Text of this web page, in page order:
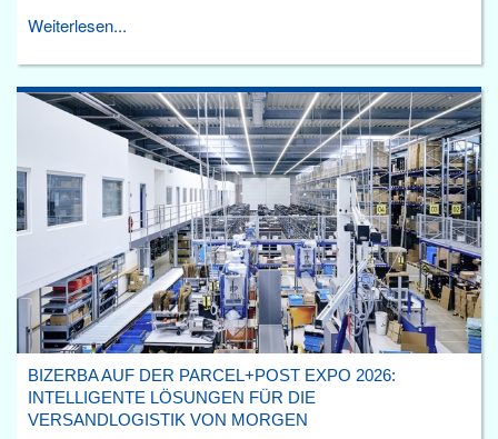
Weiterlesen...
BIZERBA AUF DER PARCEL+POST EXPO 2026:
INTELLIGENTE LÖSUNGEN FÜR DIE
VERSANDLOGISTIK VON MORGEN